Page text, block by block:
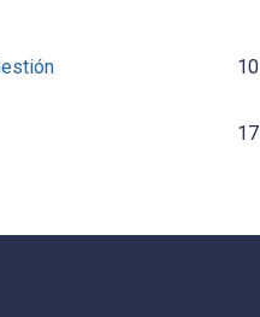
10
17